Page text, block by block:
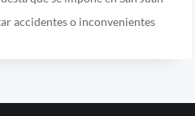
accidentes o inconvenientes